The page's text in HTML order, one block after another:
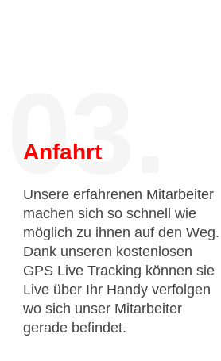
03.
Anfahrt
Unsere erfahrenen Mitarbeiter
machen sich so schnell wie
möglich zu ihnen auf den Weg.
Dank unseren kostenlosen
GPS Live Tracking können sie
Live über Ihr Handy verfolgen
wo sich unser Mitarbeiter
gerade befindet.